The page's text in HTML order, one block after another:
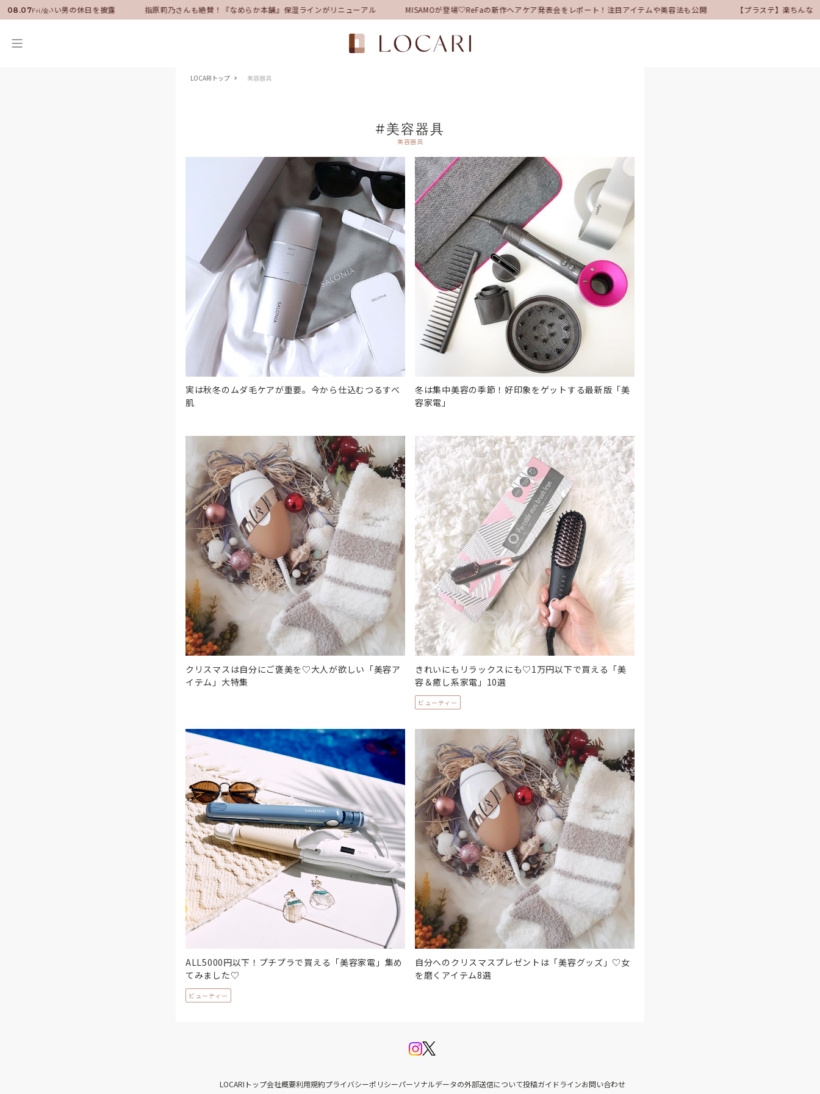
08.07Fri/金
に就任！いい男の休日を披露 指原莉乃さんも絶賛！『なめらか本舗』保湿ラインがリニューアル MISAMOが登場♡ReFaの新作ヘアケア発表会をレポート！注目アイテムや美容法も公開 【プラステ】楽ちんな
LOCARIトップ 美容器具
#美容器具
美容器具
実は秋冬のムダ毛ケアが重要。今から仕込むつるすべ
肌
冬は集中美容の季節！好印象をゲットする最新版「美
容家電」
クリスマスは自分にご褒美を♡大人が欲しい「美容ア
イテム」大特集
きれいにもリラックスにも♡1万円以下で買える「美
容＆癒し系家電」10選
ビューティー
ALL5000円以下！プチプラで買える「美容家電」集め
てみました♡
ビューティー
自分へのクリスマスプレゼントは「美容グッズ」♡女
を磨くアイテム8選
LOCARIトップ会社概要利用規約プライバシーポリシーパーソナルデータの外部送信について投稿ガイドラインお問い合わせ